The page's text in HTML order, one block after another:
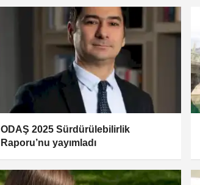
ODAŞ 2025 Sürdürülebilirlik
Raporu’nu yayımladı